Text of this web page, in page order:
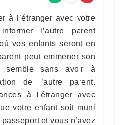
à l’étranger avec votre
l’autre parent
vos enfants seront en
peut emmener son
sans avoir à
de l’autre parent.
à l’étranger avec
votre enfant soit muni
et vous n’avez